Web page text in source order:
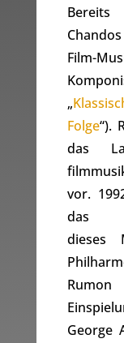
Bereits
Film-
„
Folge“).
das
vor.
das
dieses
George